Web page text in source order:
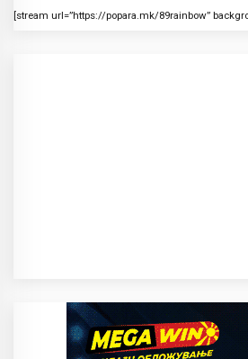
[stream url=”https://popara.mk/89rainbow”